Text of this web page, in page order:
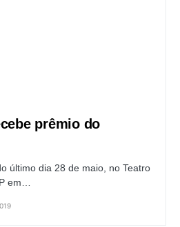
prêmio do
último dia 28 de maio, no Teatro
em…